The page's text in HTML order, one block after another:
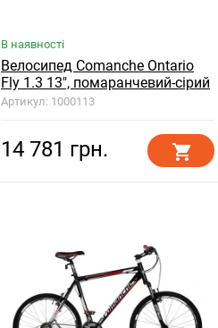
В наявності
Велосипед Comanche Ontario
Fly 1.3 13", помаранчевий-сірий
Артикул: 1000113
14 781 грн.